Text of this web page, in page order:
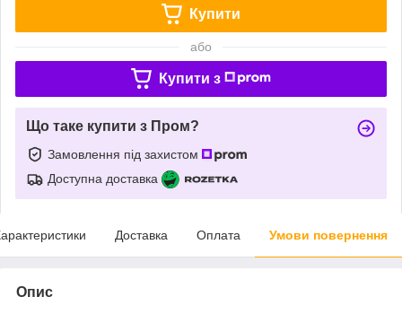
Купити
або
Купити з
Що таке купити з Пром?
Замовлення під захистом
Доступна доставка
Доставка Оплата Умови повернення
Опис